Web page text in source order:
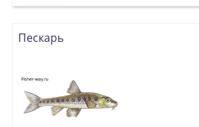
Пескарь